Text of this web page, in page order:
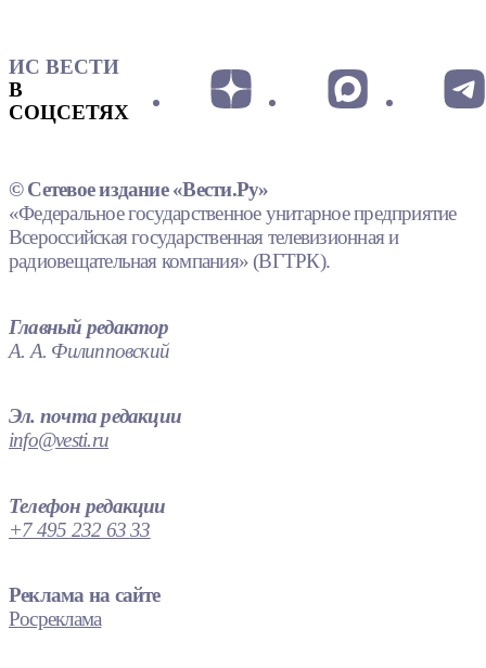
ИС ВЕСТИ
В
СОЦСЕТЯХ
© Сетевое издание «Вести.Ру»
«Федеральное государственное унитарное предприятие
Всероссийская государственная телевизионная и
радиовещательная компания» (ВГТРК).
Главный редактор
А. А. Филипповский
Эл. почта редакции
info@vesti.ru
Телефон редакции
+7 495 232 63 33
Реклама на сайте
Росреклама